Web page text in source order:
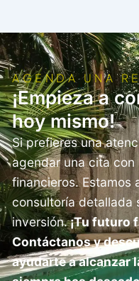
AGENDA UNA
¡Empieza a
hoy mismo!
Si prefieres una
agendar una cita con
financieros. Estamos
consultoría detallada
inversión.¡Tu futuro
Contáctanos y
ayudarte a alcanzar